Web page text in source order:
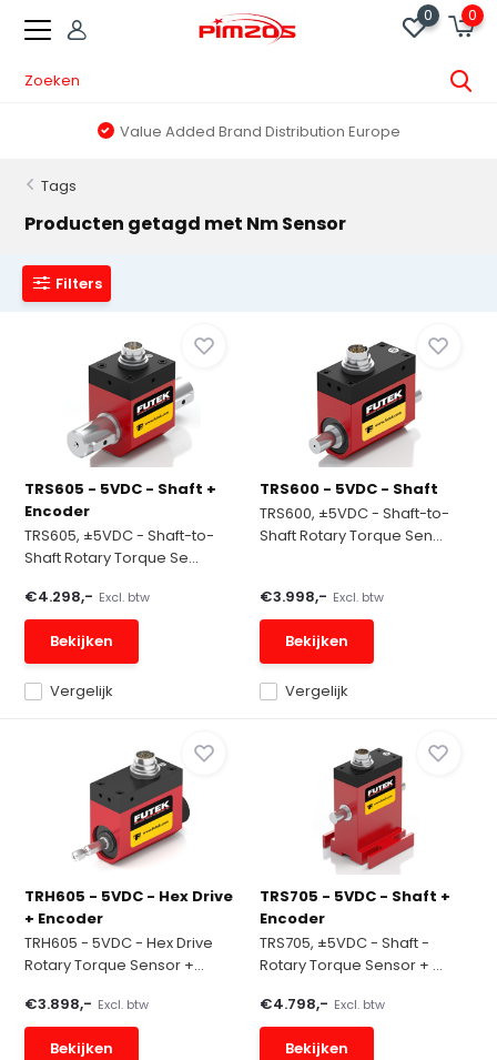
0 0
Value Added Brand Distribution Europe
Tags
Producten getagd met Nm Sensor
Filters
TRS605 - 5VDC - Shaft +
Encoder
TRS605, ±5VDC - Shaft-to-
Shaft Rotary Torque Se...
Vergelijk
€4.298,- Excl. btw
Bekijken
TRS600 - 5VDC - Shaft
TRS600, ±5VDC - Shaft-to-
Shaft Rotary Torque Sen...
Vergelijk
€3.998,- Excl. btw
Bekijken
TRH605 - 5VDC - Hex Drive
+ Encoder
TRH605 - 5VDC - Hex Drive
Rotary Torque Sensor +...
€3.898,- Excl. btw
Bekijken
TRS705 - 5VDC - Shaft +
Encoder
TRS705, ±5VDC - Shaft -
Rotary Torque Sensor + ...
€4.798,- Excl. btw
Bekijken